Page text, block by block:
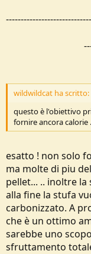
wildwildcat ha scritto:
questo è l'obiettivo
fornire ancora calorie
esatto ! non solo
ma molte di piu
pellet... .. inoltre
alla fine la stufa
carbonizzato. A
che è un ottimo
sarebbe uno
sfruttamento